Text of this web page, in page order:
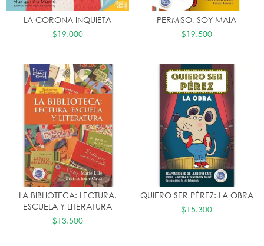
LA CORONA INQUIETA
$19.000
PERMISO, SOY MAIA
$19.500
LA BIBLIOTECA: LECTURA,
ESCUELA Y LITERATURA
$13.500
QUIERO SER PÉREZ: LA OBRA
$15.300